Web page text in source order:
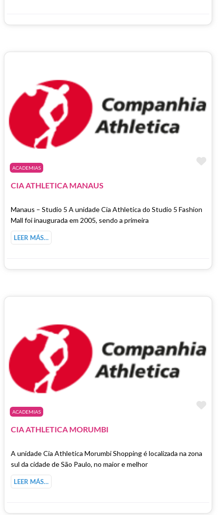
ACADEMIAS
CIA ATHLETICA MANAUS
Manaus – Studio 5 A unidade Cia Athletica do Studio 5 Fashion
Mall foi inaugurada em 2005, sendo a primeira
LEER MÁS…
ACADEMIAS
CIA ATHLETICA MORUMBI
A unidade Cia Athletica Morumbi Shopping é localizada na zona
sul da cidade de São Paulo, no maior e melhor
LEER MÁS…